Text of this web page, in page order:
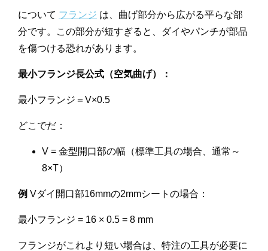
について フランジ は、曲げ部分から広がる平らな部
分です。この部分が短すぎると、ダイやパンチが部品
を傷つける恐れがあります。
最小フランジ長公式（空気曲げ）：
最小フランジ＝V×0.5
どこでだ：
V = 金型開口部の幅（標準工具の場合、通常～
8×T）
例 Vダイ開口部16mmの2mmシートの場合：
最小フランジ = 16 × 0.5 = 8 mm
フランジがこれより短い場合は、特注の工具が必要に